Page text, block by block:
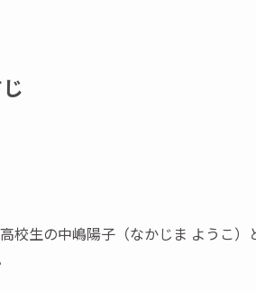
生の中嶋陽子（なかじま ようこ）